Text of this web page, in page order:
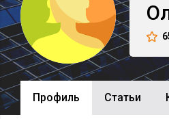
Профиль Cтатьи